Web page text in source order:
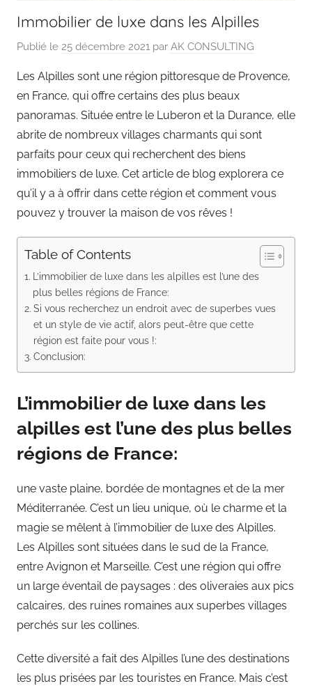
Immobilier de luxe dans les Alpilles
Publié le 25 décembre 2021 par AK CONSULTING
Les Alpilles sont une région pittoresque de Provence,
en France, qui offre certains des plus beaux
panoramas. Située entre le Luberon et la Durance, elle
abrite de nombreux villages charmants qui sont
parfaits pour ceux qui recherchent des biens
immobiliers de luxe. Cet article de blog explorera ce
qu’il y a à offrir dans cette région et comment vous
pouvez y trouver la maison de vos rêves !
Table of Contents
L’immobilier de luxe dans les alpilles est l’une des
plus belles régions de France:
Si vous recherchez un endroit avec de superbes vues
et un style de vie actif, alors peut-être que cette
région est faite pour vous !:
Conclusion:
L’immobilier de luxe dans les
alpilles est l’une des plus belles
régions de France:
une vaste plaine, bordée de montagnes et de la mer
Méditerranée. C’est un lieu unique, où le charme et la
magie se mêlent à l’immobilier de luxe des Alpilles.
Les Alpilles sont situées dans le sud de la France,
entre Avignon et Marseille. C’est une région qui offre
un large éventail de paysages : des oliveraies aux pics
calcaires, des ruines romaines aux superbes villages
perchés sur les collines.
Cette diversité a fait des Alpilles l’une des destinations
les plus prisées par les touristes en France. Mais c’est